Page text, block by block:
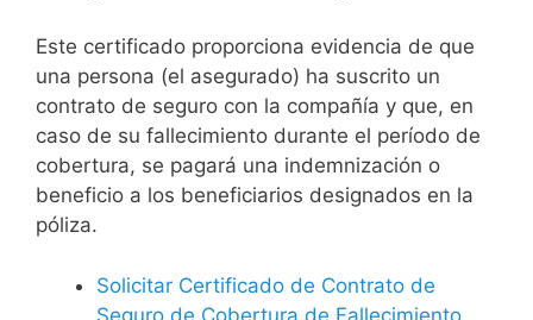
Este certificado proporciona evidencia de que
una persona (el asegurado) ha suscrito un
contrato de seguro con la compañía y que, en
caso de su fallecimiento durante el período de
cobertura, se pagará una indemnización o
beneficio a los beneficiarios designados en la
póliza.
Solicitar Certificado de Contrato de
Seguro de Cobertura de Fallecimiento